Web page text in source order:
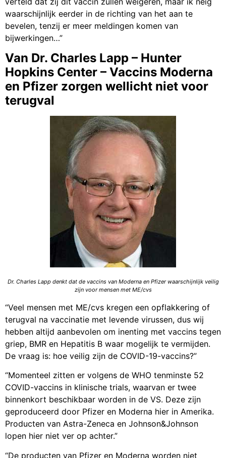
waarschijnlijk eerder in de richting van het aan te
bevelen, tenzij er meer meldingen komen van
bijwerkingen…”
Van Dr. Charles Lapp – Hunter
Hopkins Center – Vaccins Moderna
en Pfizer zorgen wellicht niet voor
terugval
Dr. Charles Lapp denkt dat de vaccins van Moderna en Pfizer waarschijnlijk veilig
zijn voor mensen met ME/cvs
“Veel mensen met ME/cvs kregen een opflakkering of
terugval na vaccinatie met levende virussen, dus wij
hebben altijd aanbevolen om inenting met vaccins tegen
griep, BMR en Hepatitis B waar mogelijk te vermijden.
De vraag is: hoe veilig zijn de COVID-19-vaccins?”
“Momenteel zitten er volgens de WHO tenminste 52
COVID-vaccins in klinische trials, waarvan er twee
binnenkort beschikbaar worden in de VS. Deze zijn
geproduceerd door Pfizer en Moderna hier in Amerika.
Producten van Astra-Zeneca en Johnson&Johnson
lopen hier niet ver op achter.”
“De producten van Pfizer en Moderna worden niet